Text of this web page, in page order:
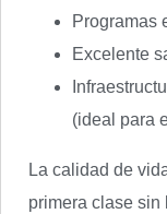
Programas
Excelente
(ideal para
La calidad de
primera clase sin